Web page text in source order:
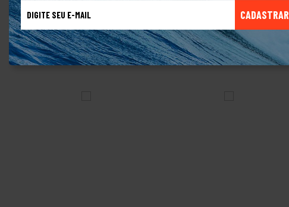
CADASTRAR
TALVEZ VOCÊ TAMBÉM GOSTE